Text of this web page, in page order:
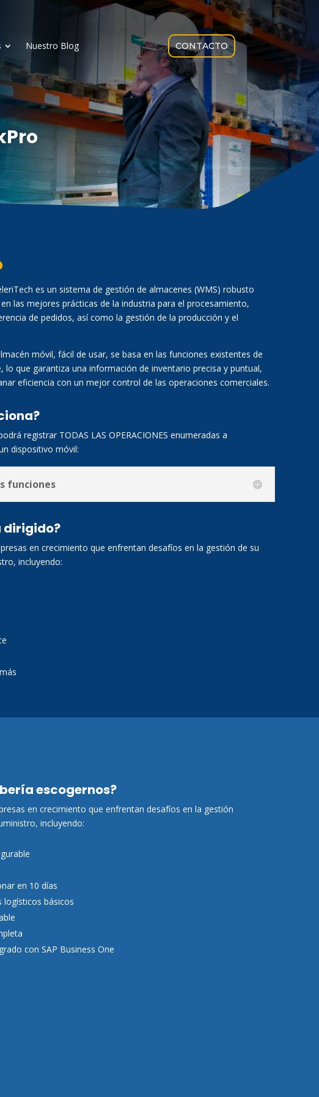
Nuestro Blog CONTACTO
es un sistema de gestión de almacenes (WMS) robusto
las mejores prácticas de la industria para el procesamiento,
de pedidos, así como la gestión de la producción y el
móvil, fácil de usar, se basa en las funciones existentes de
lo que garantiza una información de inventario precisa y puntual,
eficiencia con un mejor control de las operaciones comerciales.
registrar TODAS LAS OPERACIONES enumeradas a
dispositivo móvil:
funciones
dirigido?
en crecimiento que enfrentan desafíos en la gestión de su
incluyendo:
escogernos?
en crecimiento que enfrentan desafíos en la gestión
incluyendo:
en 10 días
logísticos básicos
con SAP Business One